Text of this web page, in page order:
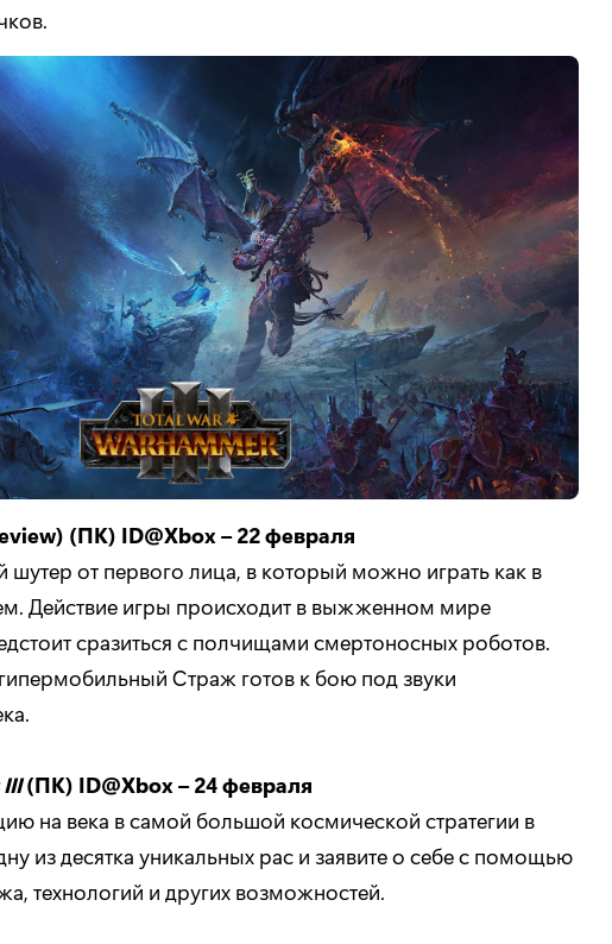
) (ПК) ID@Xbox– 22 февраля
от первого лица, в который можно играть как в
Действие игры происходит в выжженном мире
сразиться с полчищами смертоносных роботов.
Страж готов к бою под звуки
III (ПК) ID@Xbox– 24 февраля
на века в самой большой космической стратегии в
из десятка уникальных рас и заявите о себе с помощью
технологий и других возможностей.